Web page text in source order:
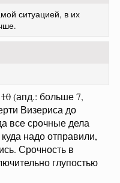
ситуацией, в их
10(апд.: больше 7,
Визериса до
все срочные дела
надо отправили,
Срочность в
глупостью